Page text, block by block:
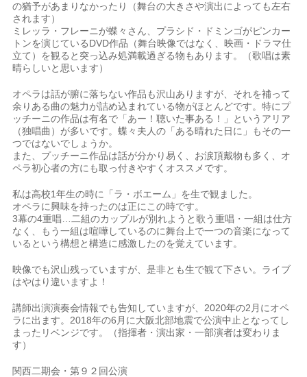
の猶予があまりなかったり（舞台の大きさや演出によっても左右
されます）
ミレッラ・フレーニが蝶々さん、プラシド・ドミンゴがピンカー
トンを演じているDVD作品（舞台映像ではなく、映画・ドラマ仕
立て）を観ると突っ込み処満載過ぎる物もあります。（歌唱は素
晴らしいと思います）
オペラは話が腑に落ちない作品も沢山ありますが、それを補って
余りある曲の魅力が詰め込まれている物がほとんどです。特にプ
ッチーニの作品は有名で「あー！聴いた事ある！」というアリア
（独唱曲）が多いです。蝶々夫人の「ある晴れた日に」もその一
つではないでしょうか。
また、プッチーニ作品は話が分かり易く、お涙頂戴物も多く、オ
ペラ初心者の方にも取っ付きやすくオススメです。
私は高校1年生の時に「ラ・ボエーム」を生で観ました。
オペラに興味を持ったのは正にこの時です。
3幕の4重唱…二組のカップルが別れようと歌う重唱・一組は仕方
なく、もう一組は喧嘩しているのに舞台上で一つの音楽になって
いるという構想と構造に感激したのを覚えています。
映像でも沢山残っていますが、是非とも生で観て下さい。ライブ
はやはり違いますよ！
講師出演演奏会情報でも告知していますが、2020年の2月にオペ
ラに出ます。2018年の6月に大阪北部地震で公演中止となってし
まったリベンジです。（指揮者・演出家・一部演者は変わりま
す）
関西二期会・第９２回公演